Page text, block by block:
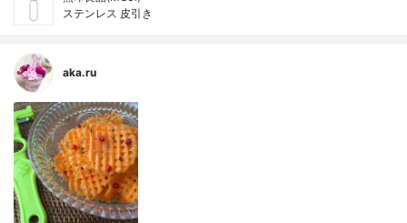
ステンレス 皮引き
aka.ru